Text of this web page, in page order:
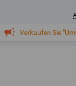
Verkaufen Sie